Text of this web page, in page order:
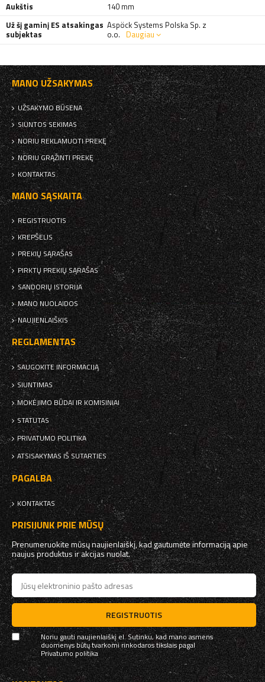
Aukštis
140 mm
Už šį gaminį ES atsakingas
subjektas
Aspöck Systems Polska Sp. z
o.o. Daugiau
MANO UŽSAKYMAS
UŽSAKYMO BŪSENA
SIUNTOS SEKIMAS
NORIU REKLAMUOTI PREKĘ
NORIU GRĄŽINTI PREKĘ
KONTAKTAS
MANO SĄSKAITA
REGISTRUOTIS
KREPŠELIS
PREKIŲ SĄRAŠAS
PIRKTŲ PREKIŲ SĄRAŠAS
SANDORIŲ ISTORIJA
MANO NUOLAIDOS
NAUJIENLAIŠKIS
REGLAMENTAS
SAUGOKITE INFORMACIJĄ
SIUNTIMAS
MOKĖJIMO BŪDAI IR KOMISINIAI
STATUTAS
PRIVATUMO POLITIKA
ATSISAKYMAS IŠ SUTARTIES
PAGALBA
KONTAKTAS
PRISIJUNK PRIE MŪSŲ
Prenumeruokite mūsų naujienlaiškį, kad gautumėte informaciją apie
naujus produktus ir akcijas nuolat.
REGISTRUOTIS
Noriu gauti naujienlaiškį el. Sutinku, kad mano asmens
duomenys būtų tvarkomi rinkodaros tikslais pagal
Privatumo politika